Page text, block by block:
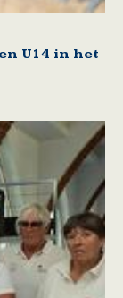
U14 in het